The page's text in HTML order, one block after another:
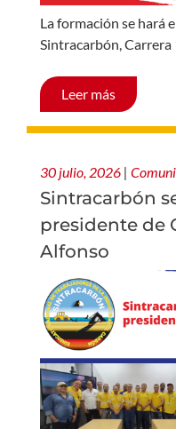
La formación se hará
Sintracarbón, Carrera
Leer más
30 julio, 2026 |
Sintracarbón
presidente de
Alfonso